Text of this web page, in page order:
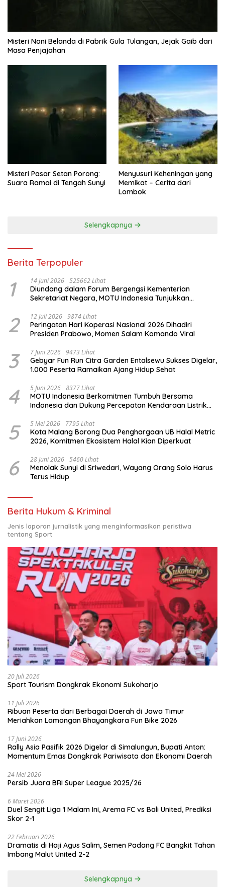
Misteri Noni Belanda di Pabrik Gula Tulangan, Jejak Gaib dari
Masa Penjajahan
Misteri Pasar Setan Porong:
Suara Ramai di Tengah Sunyi
Menyusuri Keheningan yang
Memikat – Cerita dari
Lombok
Selengkapnya
Berita Terpopuler
1 14 Juni 2026 525662 Lihat
Diundang dalam Forum Bergengsi Kementerian
Sekretariat Negara, MOTU Indonesia Tunjukkan
2 12 Juli 2026 9874 Lihat
Peringatan Hari Koperasi Nasional 2026 Dihadiri
Presiden Prabowo, Momen Salam Komando Viral
3 7 Juni 2026 9473 Lihat
Gebyar Fun Run Citra Garden Entalsewu Sukses Digelar,
1.000 Peserta Ramaikan Ajang Hidup Sehat
4 5 Juni 2026 8377 Lihat
MOTU Indonesia Berkomitmen Tumbuh Bersama
Indonesia dan Dukung Percepatan Kendaraan Listrik
5 5 Mei 2026 7795 Lihat
Kota Malang Borong Dua Penghargaan UB Halal Metric
2026, Komitmen Ekosistem Halal Kian Diperkuat
6 28 Juni 2026 5460 Lihat
Menolak Sunyi di Sriwedari, Wayang Orang Solo Harus
Terus Hidup
Berita Hukum & Kriminal
Jenis laporan jurnalistik yang menginformasikan peristiwa
tentang Sport
20 Juli 2026
Sport Tourism Dongkrak Ekonomi Sukoharjo
11 Juli 2026
Ribuan Peserta dari Berbagai Daerah di Jawa Timur
Meriahkan Lamongan Bhayangkara Fun Bike 2026
17 Juni 2026
Rally Asia Pasifik 2026 Digelar di Simalungun, Bupati Anton:
Momentum Emas Dongkrak Pariwisata dan Ekonomi Daerah
24 Mei 2026
Persib Juara BRI Super League 2025/26
6 Maret 2026
Duel Sengit Liga 1 Malam Ini, Arema FC vs Bali United, Prediksi
Skor 2-1
22 Februari 2026
Dramatis di Haji Agus Salim, Semen Padang FC Bangkit Tahan
Imbang Malut United 2-2
Selengkapnya